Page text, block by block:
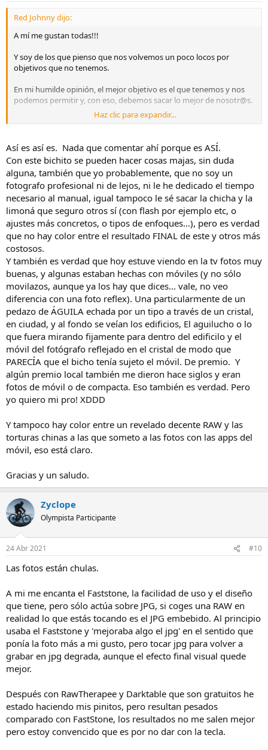
Red Johnny dijo:
A mí me gustan todas!!!
Y soy de los que pienso que nos volvemos un poco locos por
objetivos que no tenemos.
En mi humilde opinión, el mejor objetivo es el que tenemos y nos
podemos permitir y, con eso, debemos sacar lo mejor de nosotr@s.
Ánimo y dale caña a ese 14-150 que seguro que le puedes sacar
pensando que al no tener el mejor equipo ya no vamos a
poder...pero seguro que sí, hace 15 años hacían cosas increíbles con
equipos muy inferiores a los nuestros.
Ahora, una cosa, revela los raw, que seguro que les puedes quitar
mucha más “chicha”.
Un saludo!!!
Haz clic para expandir...
Así es así es. Nada que comentar ahí porque es ASÍ.
Con este bichito se pueden hacer cosas majas, sin duda
alguna, también que yo probablemente, que no soy un
fotografo profesional ni de lejos, ni le he dedicado el tiempo
necesario al manual, igual tampoco le sé sacar la chicha y la
limoná que seguro otros sí (con flash por ejemplo etc, o
ajustes más concretos, o tipos de enfoques...), pero es verdad
que no hay color entre el resultado FINAL de este y otros más
costosos.
Y también es verdad que hoy estuve viendo en la tv fotos muy
buenas, y algunas estaban hechas con móviles (y no sólo
movilazos, aunque ya los hay que dices... vale, no veo
diferencia con una foto reflex). Una particularmente de un
pedazo de ÁGUILA echada por un tipo a través de un cristal,
en ciudad, y al fondo se veían los edificios, El aguilucho o lo
que fuera mirando fijamente para dentro del edificilo y el
móvil del fotógrafo reflejado en el cristal de modo que
PARECÍA que el bicho tenía sujeto el móvil. De premio. Y
algún premio local también me dieron hace siglos y eran
fotos de móvil o de compacta. Eso también es verdad. Pero
yo quiero mi pro! XDDD
Y tampoco hay color entre un revelado decente RAW y las
torturas chinas a las que someto a las fotos con las apps del
móvil, eso está claro.
Gracias y un saludo.
Zyclope
Olympista Participante
24 Abr 2021 #10
Las fotos están chulas.
A mi me encanta el Faststone, la facilidad de uso y el diseño
que tiene, pero sólo actúa sobre JPG, si coges una RAW en
realidad lo que estás tocando es el JPG embebido. Al principio
usaba el Faststone y 'mejoraba algo el jpg' en el sentido que
ponía la foto más a mi gusto, pero tocar jpg para volver a
grabar en jpg degrada, aunque el efecto final visual quede
mejor.
Después con RawTherapee y Darktable que son gratuitos he
estado haciendo mis pinitos, pero resultan pesados
comparado con FastStone, los resultados no me salen mejor
pero estoy convencido que es por no dar con la tecla.